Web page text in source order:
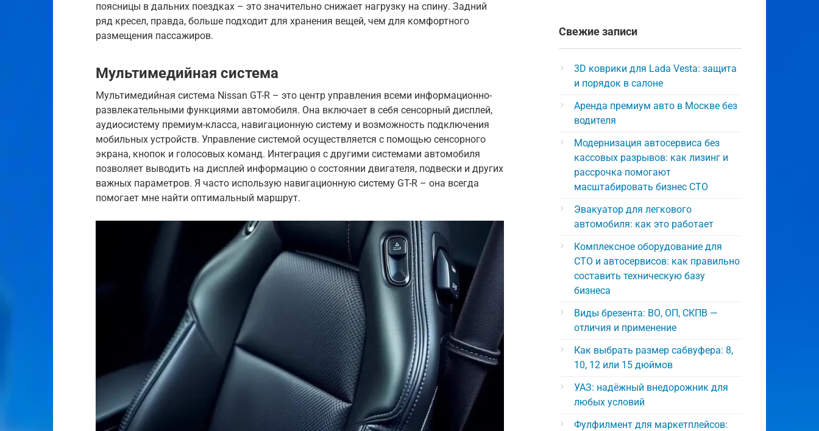
поясницы в дальних поездках – это значительно снижает нагрузку на спину. Задний
ряд кресел, правда, больше подходит для хранения вещей, чем для комфортного
размещения пассажиров.
Мультимедийная система
Мультимедийная система Nissan GT-R – это центр управления всеми информационно-
развлекательными функциями автомобиля. Она включает в себя сенсорный дисплей,
аудиосистему премиум-класса, навигационную систему и возможность подключения
мобильных устройств. Управление системой осуществляется с помощью сенсорного
экрана, кнопок и голосовых команд. Интеграция с другими системами автомобиля
позволяет выводить на дисплей информацию о состоянии двигателя, подвески и других
важных параметров. Я часто использую навигационную систему GT-R – она всегда
помогает мне найти оптимальный маршрут.
Свежие записи
3D коврики для Lada Vesta: защита
и порядок в салоне
Аренда премиум авто в Москве без
водителя
Модернизация автосервиса без
кассовых разрывов: как лизинг и
рассрочка помогают
масштабировать бизнес СТО
Эвакуатор для легкового
автомобиля: как это работает
Комплексное оборудование для
СТО и автосервисов: как правильно
составить техническую базу
бизнеса
Виды брезента: ВО, ОП, СКПВ —
отличия и применение
Как выбрать размер сабвуфера: 8,
10, 12 или 15 дюймов
УАЗ: надёжный внедорожник для
любых условий
Фулфилмент для маркетплейсов: